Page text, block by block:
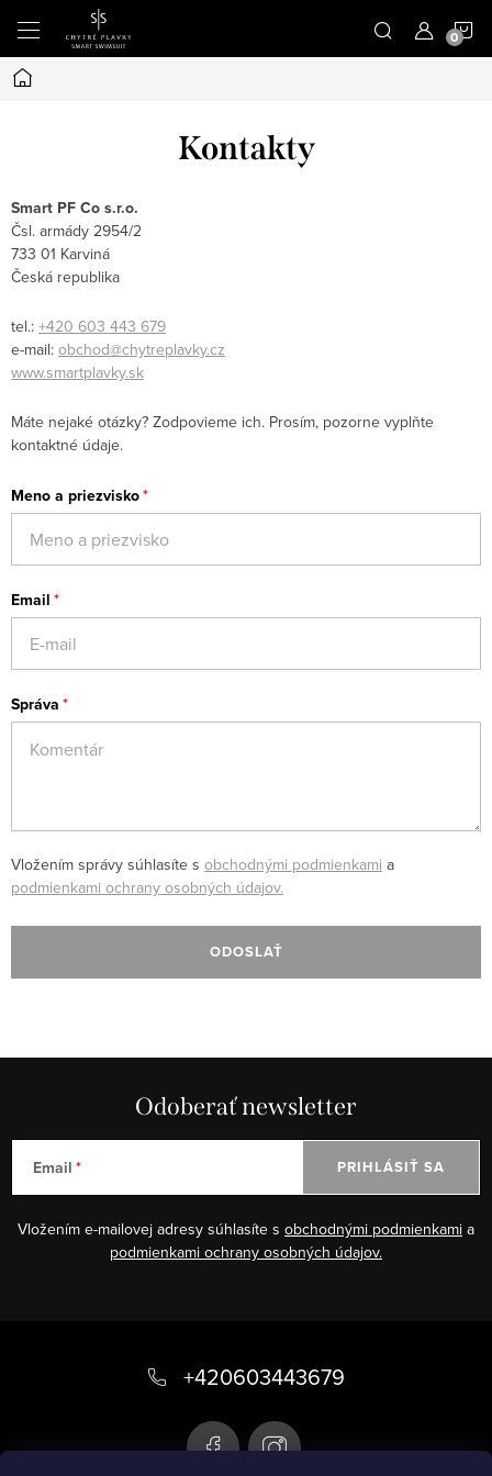
obsah
Domov
Kontakty
Smart PF Co s.r.o.
Čsl. armády 2954/2
733 01 Karviná
Česká republika
tel.: +420 603 443 679
e-mail: obchod@chytreplavky.cz
www.smartplavky.sk
Máte nejaké otázky? Zodpovieme ich. Prosím, pozorne vyplňte
kontaktné údaje.
Meno a priezvisko
Email
Správa
Vložením správy súhlasíte s obchodnými podmienkami a
podmienkami ochrany osobných údajov.
ODOSLAŤ
Odoberať newsletter
Email
Vložením e-mailovej adresy súhlasíte s obchodnými podmienkami a
podmienkami ochrany osobných údajov.
PRIHLÁSIŤ SA
ä
+420603443679